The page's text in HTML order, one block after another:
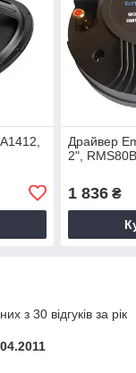
Драйвер
2",
1 836₴
з 30 відгуків за рік